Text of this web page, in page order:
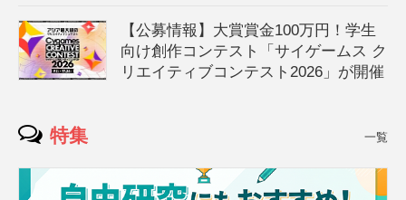
【公募情報】大賞賞金100万円！学生
向け創作コンテスト「サイゲームス ク
リエイティブコンテスト2026」が開催
特集 一覧